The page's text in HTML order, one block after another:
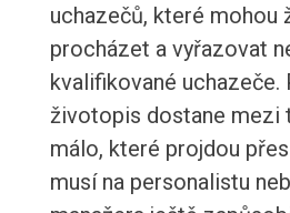
uchazečů, které mohou
procházet a vyřazovat
kvalifikované uchazeče.
životopis dostane mezi
málo, které projdou
musí na personalistu